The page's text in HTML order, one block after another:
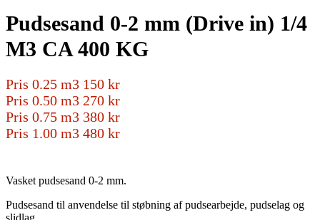
Pudsesand 0-2 mm (Drive in) 1/4
M3 CA 400 KG
Pris 0.25 m3 150 kr
Pris 0.50 m3 270 kr
Pris 0.75 m3 380 kr
Pris 1.00 m3 480 kr
Vasket pudsesand 0-2 mm.
Pudsesand til anvendelse til støbning af pudsearbejde, pudselag og